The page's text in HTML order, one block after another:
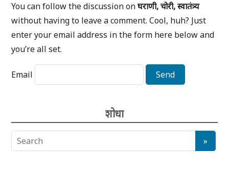
You can follow the discussion onघराणी, चोरी, स्वातंत्र्य
without having to leave a comment. Cool, huh? Just
enter your email address in the form here below and
you’re all set.
Email
शोधा